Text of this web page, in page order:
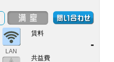
LAN
賃料
-
共益費